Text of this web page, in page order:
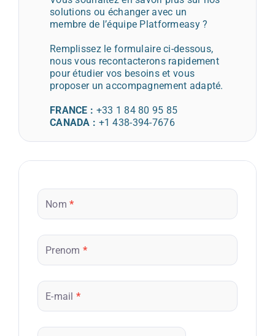
solutions ou échanger avec un
membre de l’équipe Platformeasy ?
Remplissez le formulaire ci-dessous,
nous vous recontacterons rapidement
pour étudier vos besoins et vous
proposer un accompagnement adapté.
FRANCE : +33 1 84 80 95 85
CANADA : +1 438-394-7676
Contact
site
platformeasy
Nom*
Prenom *
E-mail *